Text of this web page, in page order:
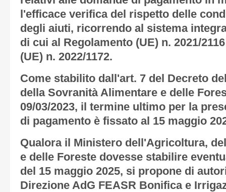
l'efficace verifica del rispetto delle
degli aiuti, ricorrendo al sistema
di cui al Regolamento (UE) n. 2021/
(UE) n. 2022/1172.
Come stabilito dall'art. 7 del Decreto
della Sovranità Alimentare e delle
09/03/2023, il termine ultimo per la
di pagamento è fissato al 15 maggio
Qualora il Ministero dell'Agricoltura,
e delle Foreste dovesse stabilire
del 15 maggio 2025, si propone di
Direzione AdG FEASR Bonifica e